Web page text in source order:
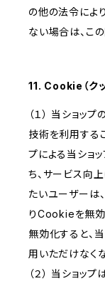
の他の法令によ
ない場合は、こ
11. Cookie（ク
（１） 当ショッ
技術を利用する
プによる当ショ
ち、サービス向
たいユーザーは
りCookieを無効
無効化すると、
用いただけなく
（２） 当ショッ